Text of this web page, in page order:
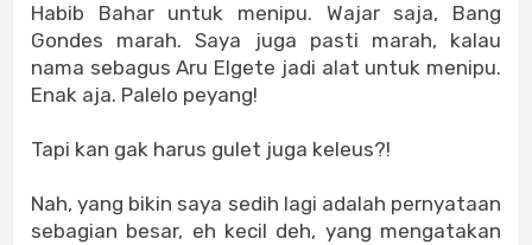
Habib Bahar untuk menipu. Wajar saja, Bang
Gondes marah. Saya juga pasti marah, kalau
nama sebagus Aru Elgete jadi alat untuk menipu.
Enak aja. Palelo peyang!
Tapi kan gak harus gulet juga keleus?!
Nah, yang bikin saya sedih lagi adalah pernyataan
sebagian besar, eh kecil deh, yang mengatakan